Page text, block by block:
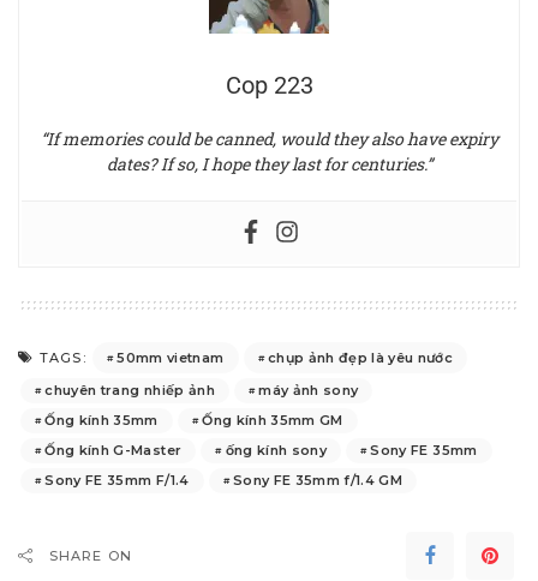
Cop 223
“If memories could be canned, would they also have expiry
dates? If so, I hope they last for centuries.”
TAGS: 50mm vietnam
chụp ảnh đẹp là yêu nước
chuyên trang nhiếp ảnh
máy ảnh sony
Ống kính 35mm
Ống kính 35mm GM
Ống kính G-Master
ống kính sony
Sony FE 35mm
Sony FE 35mm F/1.4
Sony FE 35mm f/1.4 GM
SHARE ON